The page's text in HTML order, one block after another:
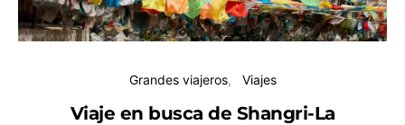
Grandes viajeros Viajes
Viaje en busca de Shangri-La